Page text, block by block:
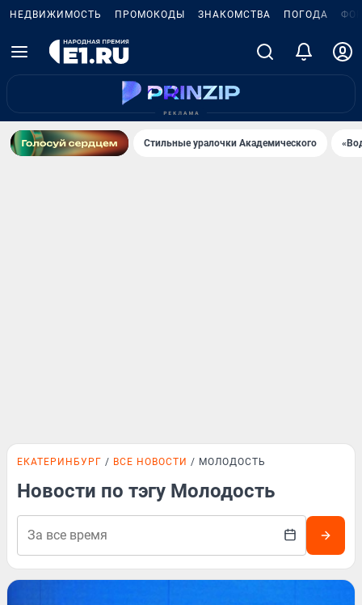
НЕДВИЖИМОСТЬ ПРОМОКОДЫ ЗНАКОМСТВА ПОГОДА
Стильные уралочки Академического
ЕКАТЕРИНБУРГ ВСЕ НОВОСТИ МОЛОДОСТЬ
Новости по тэгу Молодость